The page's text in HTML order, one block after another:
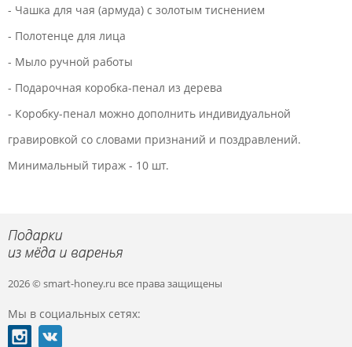
- Чашка для чая (армуда) с золотым тиснением
- Полотенце для лица
- Мыло ручной работы
- Подарочная коробка-пенал из дерева
- Коробку-пенал можно дополнить индивидуальной
гравировкой со словами признаний и поздравлений.
Минимальный тираж - 10 шт.
2026 © smart-honey.ru все права защищены
Мы в социальных сетях: